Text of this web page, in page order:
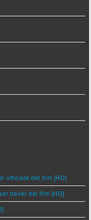
ufficiale del film [HD]
trailer del film [HD]